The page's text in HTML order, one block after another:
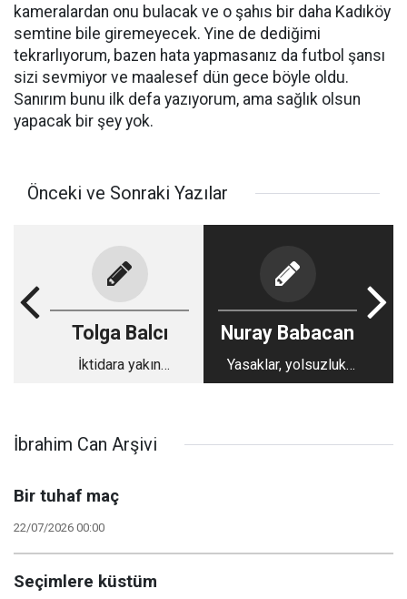
kameralardan onu bulacak ve o şahıs bir daha Kadıköy
semtine bile giremeyecek. Yine de dediğimi
tekrarlıyorum, bazen hata yapmasanız da futbol şansı
sizi sevmiyor ve maalesef dün gece böyle oldu.
Sanırım bunu ilk defa yazıyorum, ama sağlık olsun
yapacak bir şey yok.
Önceki ve Sonraki Yazılar
Tolga Balcı
İktidara yakın
Nuray Babacan
Yasaklar, yolsuzluk,
yoksulluk... İşte
İbrahim Can Arşivi
Bir tuhaf maç
22/07/2026 00:00
Seçimlere küstüm